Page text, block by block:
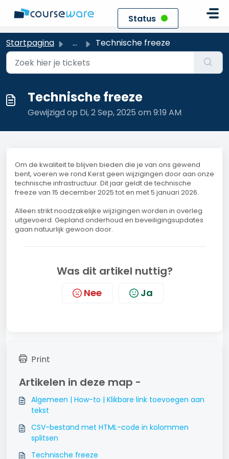
Status
Startpagina ... Technische freeze
Technische freeze
Gewijzigd op Di, 2 Sep, 2025 om 9:19 AM
Om de kwaliteit te blijven bieden die je van ons gewend
bent, voeren we rond Kerst geen wijzigingen door aan onze
technische infrastructuur. Dit jaar geldt de technische
freeze van 15 december 2025 tot en met 5 januari 2026.
Alleen strikt noodzakelijke wijzigingen worden in overleg
uitgevoerd. Gepland onderhoud en beveiligingsupdates
gaan natuurlijk gewoon door.
Was dit artikel nuttig?
Nee Ja
Print
Artikelen in deze map -
Algemeen | How-to | Klikbare link toevoegen aan
tekst
CSV-bestand met HTML-code in kolommen
splitsen
Technische freeze